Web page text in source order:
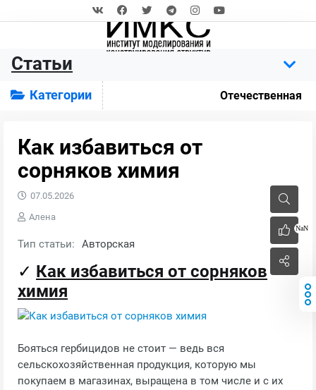
Статьи
Категории Отечественная
Как избавиться от
сорняков химия
NaN
07.05.2026
Алена
Тип статьи: Авторская
✓ Как избавиться от сорняков
химия
Бояться гербицидов не стоит — ведь вся
сельскохозяйственная продукция, которую мы
покупаем в магазинах, выращена в том числе и с их